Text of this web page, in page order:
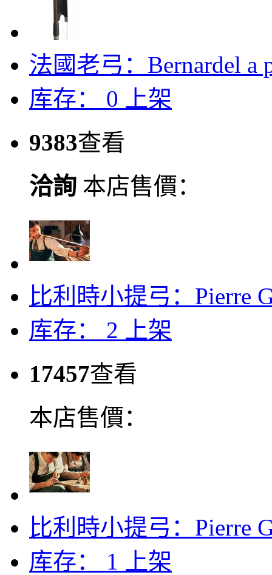
法國老弓：Bernardel a
库存： 0
上架
9383查看
洽詢 本店售價：
比利時小提弓：Pierre
库存： 2
上架
17457查看
本店售價：
比利時小提弓：Pierre
库存： 1
上架